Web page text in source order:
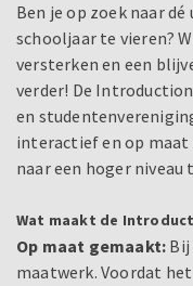
Ben je op zoek naar
schooljaar te vieren?
versterken en een
verder! De
en
interactief en op maat
naar een hoger niveau
Wat maakt de
Op maat gemaakt: Bij
maatwerk. Voordat